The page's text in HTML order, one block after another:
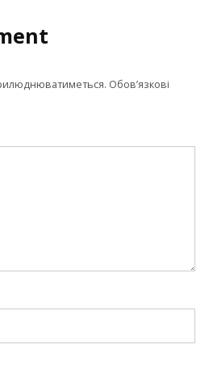
Обов’язкові